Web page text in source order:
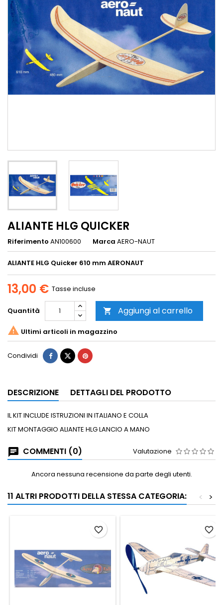
ALIANTE HLG QUICKER
Riferimento AN100600 Marca AERO-NAUT
ALIANTE HLG Quicker 610 mm AERONAUT
13,00 € Tasse incluse
Quantità  Aggiungi al carrello
 Ultimi articoli in magazzino
Condividi
DESCRIZIONE DETTAGLI DEL PRODOTTO
IL KIT INCLUDE ISTRUZIONI IN ITALIANO E COLLA
KIT MONTAGGIO ALIANTE HLG LANCIO A MANO
COMMENTI (0) Valutazione
Ancora nessuna recensione da parte degli utenti.
11 ALTRI PRODOTTI DELLA STESSA CATEGORIA: >
<
favorite_border favorite_border